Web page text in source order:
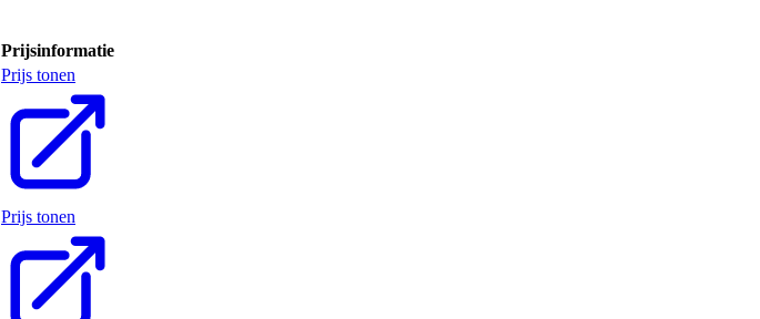
Prijsinformatie
Prijs tonen
Prijs tonen